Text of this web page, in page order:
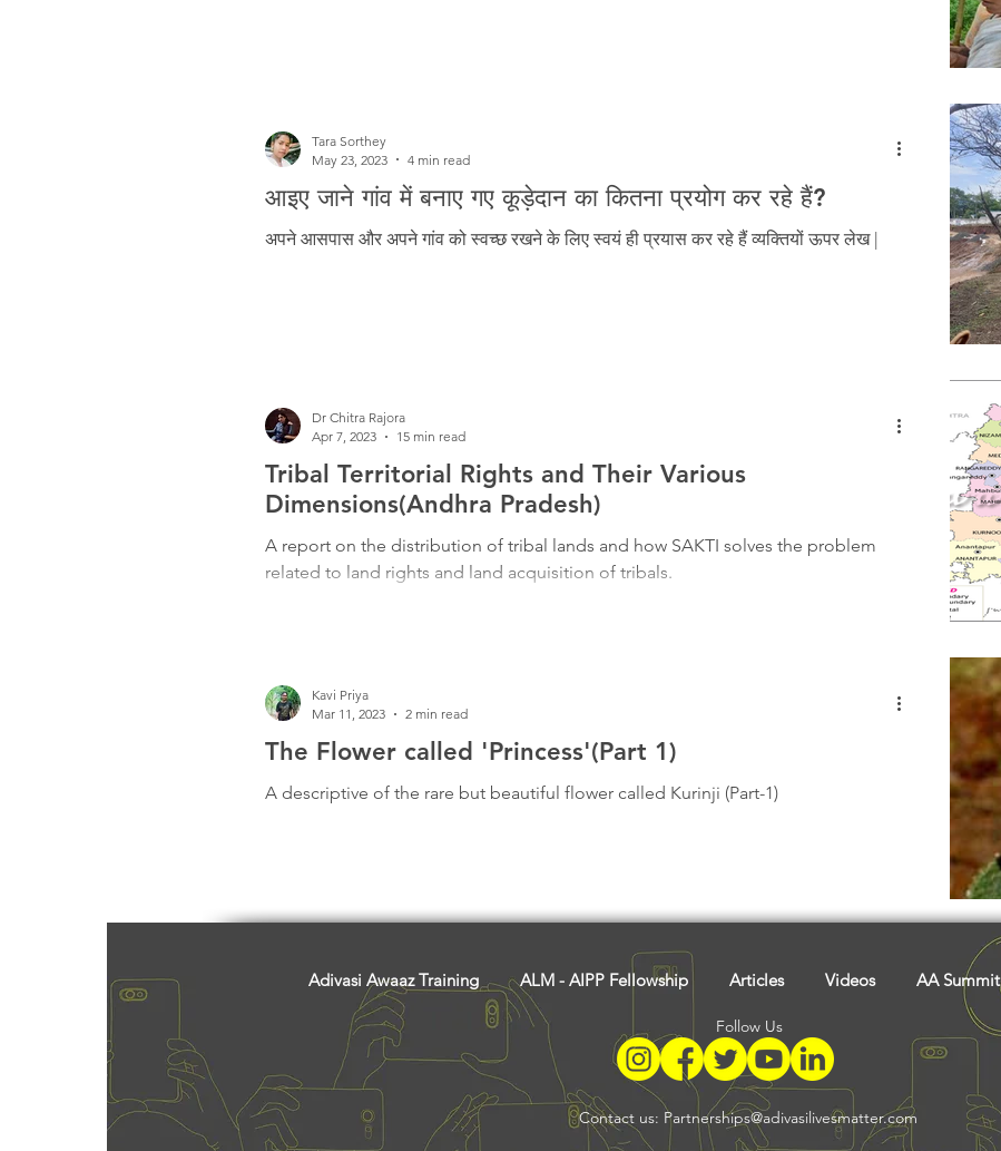
आइए जाने गांव में बनाए गए कूड़ेदान का कितना प्रयोग कर रहे हैं?
अपने आसपास और अपने गांव को स्वच्छ रखने के लिए स्वयं ही प्रयास कर रहे हैं व्यक्तियों ऊपर लेख |
Tara Sorthey
May 23, 2023
4 min read
Tribal Territorial Rights and Their Various
Dimensions(Andhra Pradesh)
A report on the distribution of tribal lands and how SAKTI solves the problem
related to land rights and land acquisition of tribals.
Dr Chitra Rajora
Apr 7, 2023
15 min read
The Flower called 'Princess'(Part 1)
A descriptive of the rare but beautiful flower called Kurinji (Part-1)
Kavi Priya
Mar 11, 2023
2 min read
Adivasi Awaaz Training ALM - AIPP Fellowship Articles Videos AA Summit
Contact us: Partnerships@adivasilivesmatter.com
Follow Us